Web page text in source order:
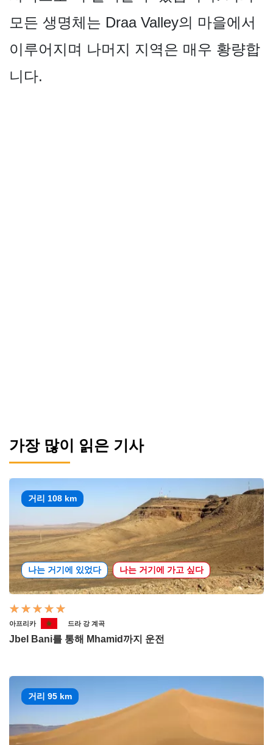
모든 생명체는 Draa Valley의 마을에서
이루어지며 나머지 지역은 매우 황량합
니다.
가장 많이 읽은 기사
거리 108 km
나는 거기에 있었다 나는 거기에 가고 싶다
아프리카 드라 강 계곡
Jbel Bani를 통해 Mhamid까지 운전
거리 95 km